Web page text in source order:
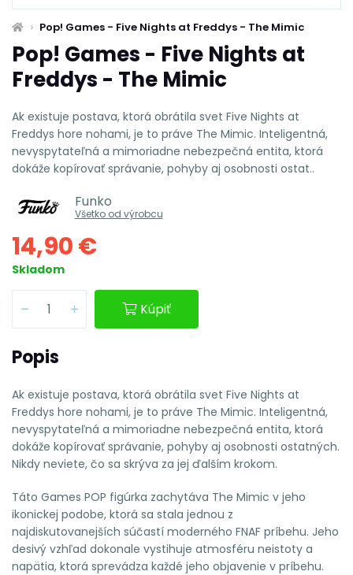
Pop! Games - Five Nights at Freddys - The Mimic
Pop! Games - Five Nights at
Freddys - The Mimic
Ak existuje postava, ktorá obrátila svet Five Nights at
Freddys hore nohami, je to práve The Mimic. Inteligentná,
nevyspytateľná a mimoriadne nebezpečná entita, ktorá
dokáže kopírovať správanie, pohyby aj osobnosti ostat..
Funko
Všetko od výrobcu
14,90 €
Skladom
Kúpiť
Popis
Ak existuje postava, ktorá obrátila svet Five Nights at
Freddys hore nohami, je to práve The Mimic. Inteligentná,
nevyspytateľná a mimoriadne nebezpečná entita, ktorá
dokáže kopírovať správanie, pohyby aj osobnosti ostatných.
Nikdy neviete, čo sa skrýva za jej ďalším krokom.
Táto Games POP figúrka zachytáva The Mimic v jeho
ikonickej podobe, ktorá sa stala jednou z
najdiskutovanejších súčastí moderného FNAF príbehu. Jeho
desivý vzhľad dokonale vystihuje atmosféru neistoty a
napätia, ktorá sprevádza každé jeho objavenie v príbehu.